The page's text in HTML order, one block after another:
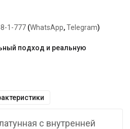
1-777 (WhatsApp,Telegram)
подход и реальную
с внутренней